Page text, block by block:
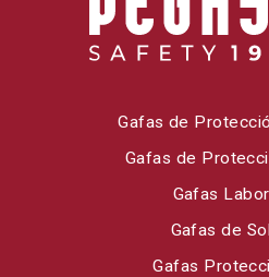
Gafas de
Gafas de
Gafas
Gafas de
Gafas